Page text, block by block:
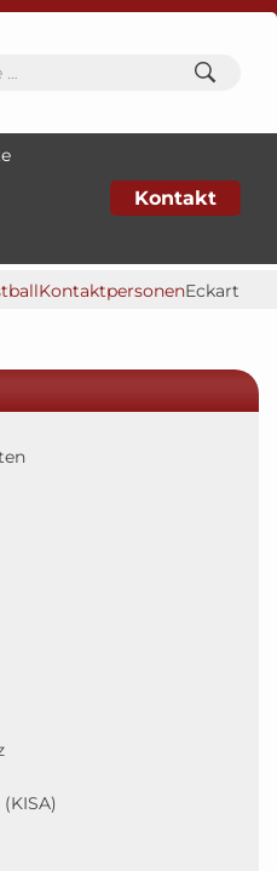
Kontakt
KontaktpersonenEckart